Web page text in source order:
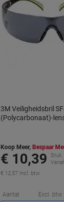
3M Veiligheidsbril
(Polycarbonaat)-
Koop Meer, Bespaar
€ 10,39
Stuk
€ 12,57 Incl. btw
Aantal Excl. btw